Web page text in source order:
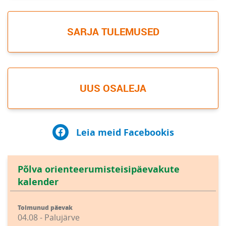
SARJA TULEMUSED
UUS OSALEJA
Leia meid Facebookis
Põlva orienteerumisteisipäevakute
kalender
Toimunud päevak
04.08 - Palujärve